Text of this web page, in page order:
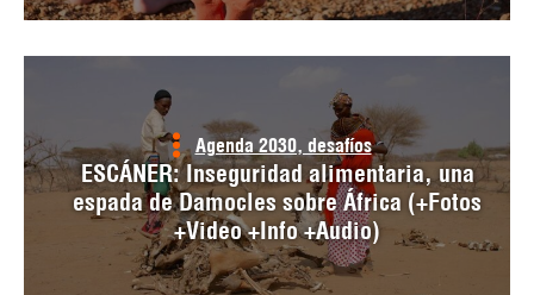
Agenda 2030, desafíos
ESCÁNER: Inseguridad alimentaria, una
espada de Damocles sobre África (+Fotos
+Video +Info +Audio)